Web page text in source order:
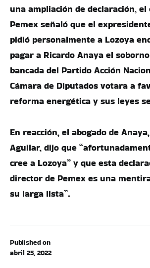
Published on
abril 25, 2022
una ampliación de declaración,
Pemex señaló que el
pidió personalmente a Lozoya
pagar a Ricardo Anaya el
bancada del Partido Acción
Cámara de Diputados votara a
reforma energética y sus leyes
En reacción, el abogado de
Aguilar, dijo que
cree a Lozoya” y que esta
director de Pemex es una
su larga lista”.